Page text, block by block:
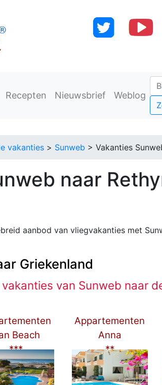
Recepten Nieuwsbrief Weblog
vakanties > Sunweb > Vakanties
naar
aanbod van vliegvakanties met
Griekenland
van Sunweb naar
Beach
***
Appartementen
Anna
**